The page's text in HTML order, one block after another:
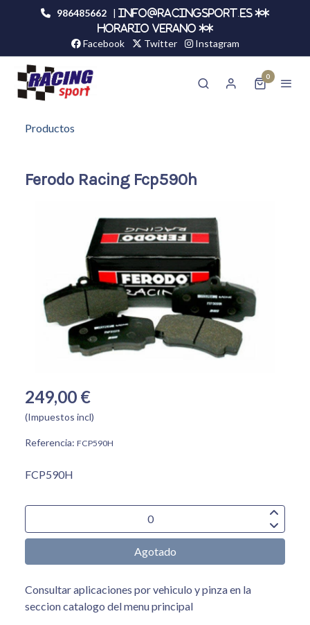
986485662 |
info@racingsport.es **
HORARIO VERANO **
Facebook Twitter Instagram
0
Productos
Ferodo Racing Fcp590h
249,00 €
(Impuestos incl)
Referencia: FCP590H
FCP590H
Agotado
Consultar aplicaciones por vehiculo y pinza en la
seccion catalogo del menu principal